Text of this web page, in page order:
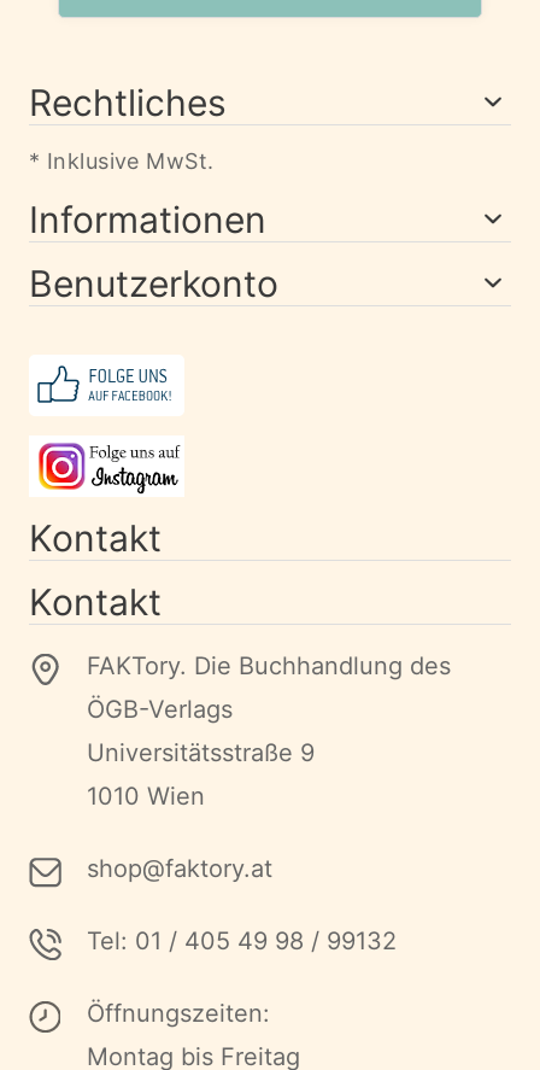
Rechtliches
* Inklusive MwSt.
Informationen
Benutzerkonto
Kontakt
Kontakt
FAKTory. Die Buchhandlung des
ÖGB-Verlags
Universitätsstraße 9
1010 Wien
shop@faktory.at
Tel: 01 / 405 49 98 / 99132
Öffnungszeiten:
Montag bis Freitag